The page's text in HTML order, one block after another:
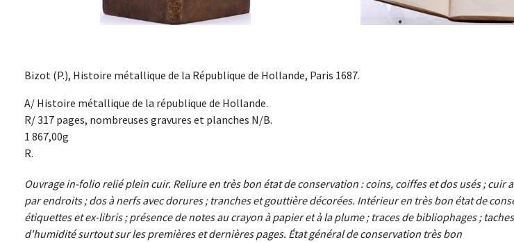
Bizot (P.), Histoire métallique de la République de Hollande, Paris 1687.
A/ Histoire métallique de la république de Hollande.
R/ 317 pages, nombreuses gravures et planches N/B.
1 867,00g
R.
Ouvrage in-folio relié plein cuir. Reliure en très bon état de conservation : coins, coiffes et dos usés ; cuir
par endroits ; dos à nerfs avec dorures ; tranches et gouttière décorées. Intérieur en très bon état de
étiquettes et ex-libris ; présence de notes au crayon à papier et à la plume ; traces de bibliophages ;
d'humidité surtout sur les premières et dernières pages. État général de conservation très bon